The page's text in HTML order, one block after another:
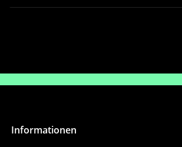
Informationen